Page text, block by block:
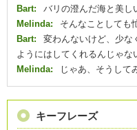
Bart:
バリの澄んだ海と美し
Melinda:
そんなことしても
Bart:
変わんないけど、少な
ようにはしてくれるんじゃな
Melinda:
じゃあ、そうして
キーフレーズ